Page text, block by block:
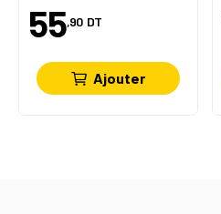
55,90 DT
Ajouter